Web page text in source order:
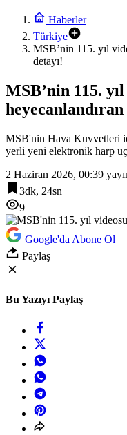
Haberler
Türkiye
MSB’nin 115. yıl
detayı!
MSB’nin 115.
MSB'nin Hava Kuvvetleri
yerli yeni elektronik harp
2 Haziran 2026, 00:39
3dk, 24sn
9
Google'da Abone Ol
Paylaş
Bu Yazıyı Paylaş